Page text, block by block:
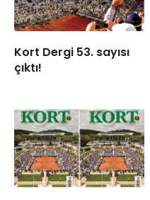
Kort Dergi 53. sayısı
çıktı!